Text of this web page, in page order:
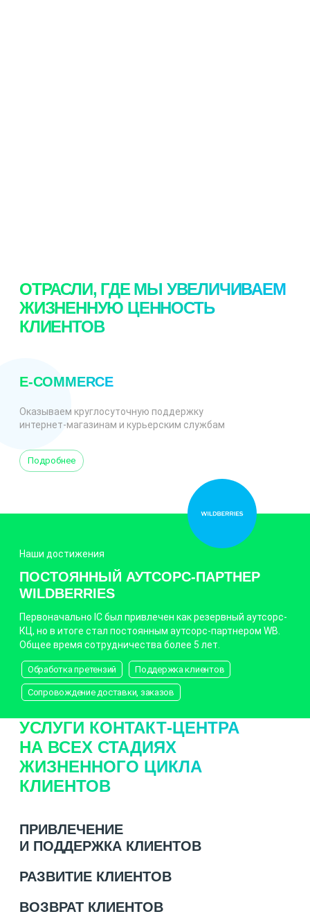
ОТРАСЛИ, ГДЕ МЫ УВЕЛИЧИВАЕМ
ЖИЗНЕННУЮ ЦЕННОСТЬ
КЛИЕНТОВ
E-COMMERCE
Оказываем круглосуточную поддержку
интернет-магазинам и курьерским службам
Подробнее
Наши достижения
ПОСТОЯННЫЙ АУТСОРС-ПАРТНЕР
WILDBERRIES
Первоначально IC был привлечен как резервный аутсорс-
КЦ, но в итоге стал постоянным аутсорс-партнером WB.
Общее время сотрудничества более 5 лет.
Обработка претензий Поддержка клиентов
Сопровождение доставки, заказов
УСЛУГИ КОНТАКТ-ЦЕНТРА
НА ВСЕХ СТАДИЯХ
ЖИЗНЕННОГО ЦИКЛА
КЛИЕНТОВ
ПРИВЛЕЧЕНИЕ
И ПОДДЕРЖКА КЛИЕНТОВ
РАЗВИТИЕ КЛИЕНТОВ
ВОЗВРАТ КЛИЕНТОВ